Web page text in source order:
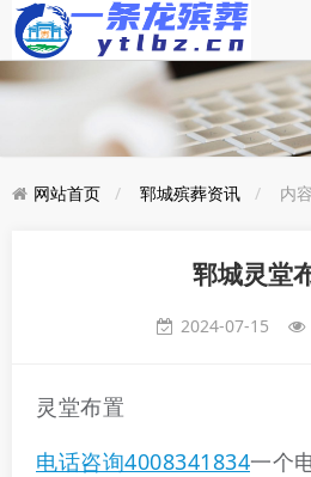
网站首页 郓城殡葬资讯 内
郓城灵堂
2024-07-15
灵堂布置
电话咨询4008341834一个